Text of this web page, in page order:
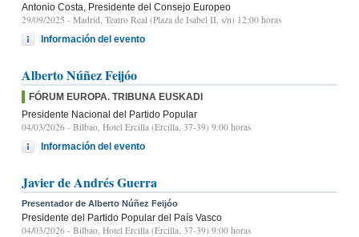
Antonio Costa, Presidente del Consejo Europeo
29/09/2025 - Madrid, Teatro Real (Plaza de Isabel II, s/n) 12:00 horas
Información del evento
Alberto Núñez Feijóo
FÓRUM EUROPA. TRIBUNA EUSKADI
Presidente Nacional del Partido Popular
04/03/2026 - Bilbao, Hotel Ercilla (Ercilla, 37-39) 9:00 horas
Información del evento
Javier de Andrés Guerra
Presentador de Alberto Núñez Feijóo
Presidente del Partido Popular del País Vasco
04/03/2026 - Bilbao, Hotel Ercilla (Ercilla, 37-39) 9:00 horas